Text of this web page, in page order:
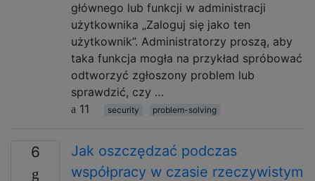
głównego lub funkcji w administracji
użytkownika „Zaloguj się jako ten
użytkownik”. Administratorzy proszą, aby
taka funkcja mogła na przykład spróbować
odtworzyć zgłoszony problem lub
sprawdzić, czy …
11
security problem-solving
6
Jak oszczędzać podczas
współpracy w czasie rzeczywistym